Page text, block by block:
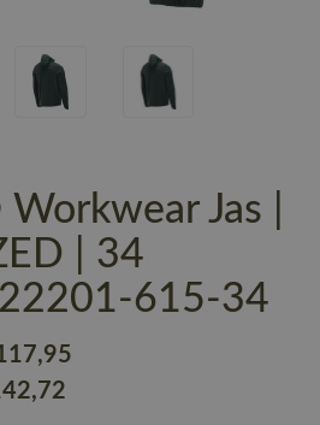
Jas |
| 34
615-34
,95
,72